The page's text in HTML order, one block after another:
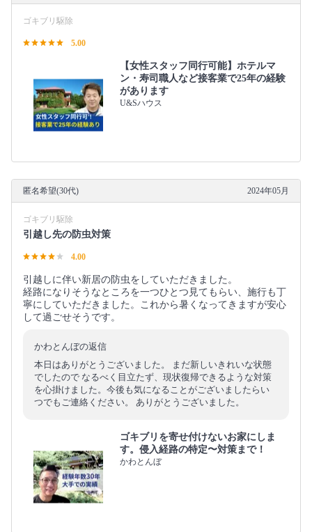
ゴキブリ駆除
5.00
【女性スタッフ同行可能】ホテルマ
ン・寿司職人など接客業で25年の経験
があります
U&Sハウス
匿名希望(30代) 2024年05月
ゴキブリ駆除
引越し先の防虫対策
4.00
引越しに伴い新居の防虫をしていただきました。
経路になりそうなところを一つひとつ見てもらい、施行も丁
寧にしていただきました。これから暑くなってきますが安心
して過ごせそうです。
かわとんぼの返信
本日はありがとうございました。 まだ新しいきれいな状態
でしたので なるべく目立たず、現状復帰できるような対策
を心掛けました。今後も気になることがございましたらい
つでもご連絡ください。 ありがとうございました。
ゴキブリを寄せ付けないお家にしま
す。侵入経路の特定〜対策まで！
かわとんぼ